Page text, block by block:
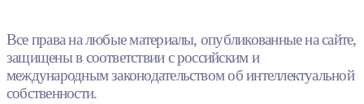
Все права на любые материалы, опубликованные на сайте,
защищены в соответствии с российским и
международным законодательством об интеллектуальной
собственности.